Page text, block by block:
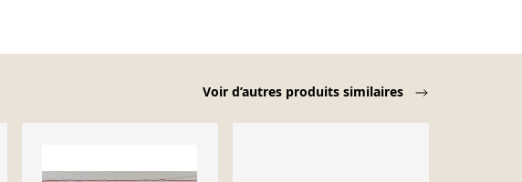
Voir d’autres produits similaires